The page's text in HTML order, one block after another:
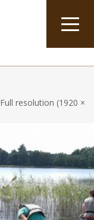
Full resolution (1920 ×